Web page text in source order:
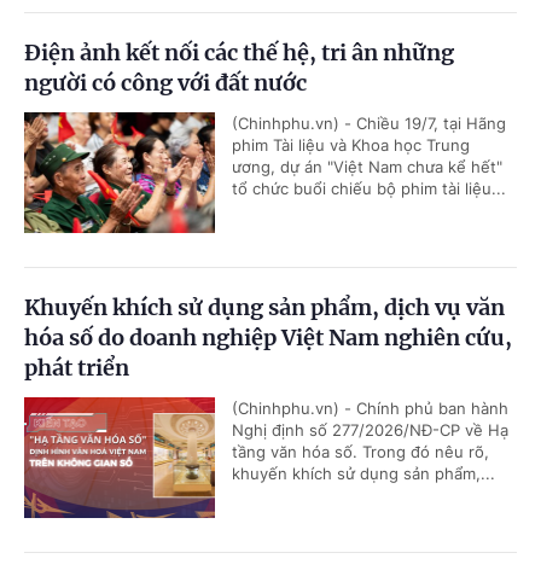
Điện ảnh kết nối các thế hệ, tri ân những
người có công với đất nước
(Chinhphu.vn) - Chiều 19/7, tại Hãng
phim Tài liệu và Khoa học Trung
ương, dự án "Việt Nam chưa kể hết"
tổ chức buổi chiếu bộ phim tài liệu...
Khuyến khích sử dụng sản phẩm, dịch vụ văn
hóa số do doanh nghiệp Việt Nam nghiên cứu,
phát triển
(Chinhphu.vn) - Chính phủ ban hành
Nghị định số 277/2026/NĐ-CP về Hạ
tầng văn hóa số. Trong đó nêu rõ,
khuyến khích sử dụng sản phẩm,...